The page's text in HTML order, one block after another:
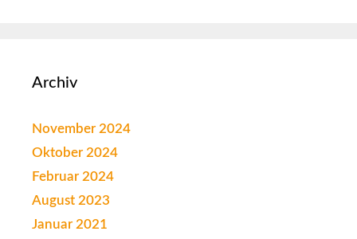
Archiv
November 2024
Oktober 2024
Februar 2024
August 2023
Januar 2021